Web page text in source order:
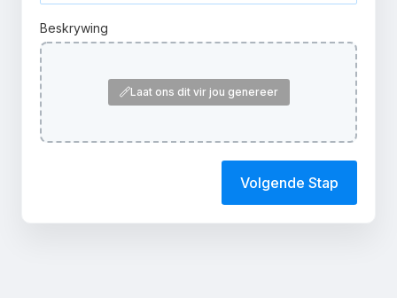
Beskrywing
Laat ons dit vir jou genereer
Volgende Stap